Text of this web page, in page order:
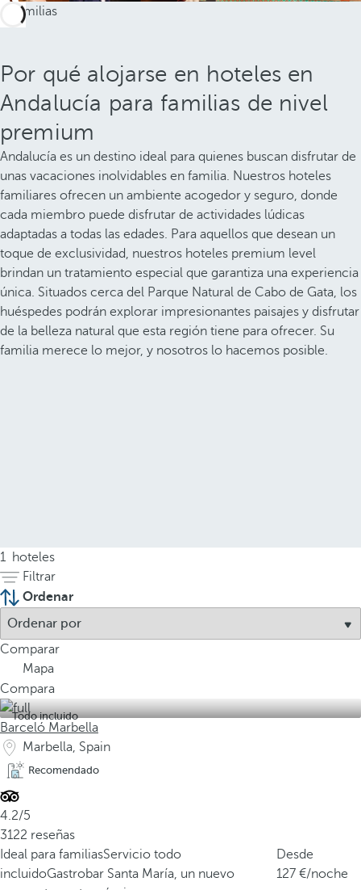
Por qué alojarse en hoteles en
Andalucía para familias de nivel
premium
Andalucía es un destino ideal para quienes buscan disfrutar de
unas vacaciones inolvidables en familia. Nuestros hoteles
familiares ofrecen un ambiente acogedor y seguro, donde
cada miembro puede disfrutar de actividades lúdicas
adaptadas a todas las edades. Para aquellos que desean un
toque de exclusividad, nuestros hoteles premium level
brindan un tratamiento especial que garantiza una experiencia
única. Situados cerca del Parque Natural de Cabo de Gata, los
huéspedes podrán explorar impresionantes paisajes y disfrutar
de la belleza natural que esta región tiene para ofrecer. Su
familia merece lo mejor, y nosotros lo hacemos posible.
1 hoteles
Filtrar
Ordenar
Comparar
Mapa
Compara
Todo incluido
Barceló Marbella
Marbella, Spain
Recomendado
4.2/5
3122 reseñas
Ideal para familiasServicio todo
incluidoGastrobar Santa María, un nuevo
Desde
127
/noche